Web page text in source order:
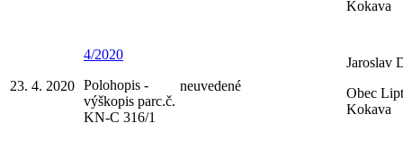
Kokava
23. 4. 2020
4/2020
Polohopis -
výškopis parc.č.
KN-C 316/1
neuvedené
Jaroslav
Obec
Kokava